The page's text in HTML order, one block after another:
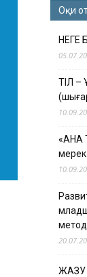
Оқи
НЕГЕ
ТІЛ
«АНА
ЖАЗУ